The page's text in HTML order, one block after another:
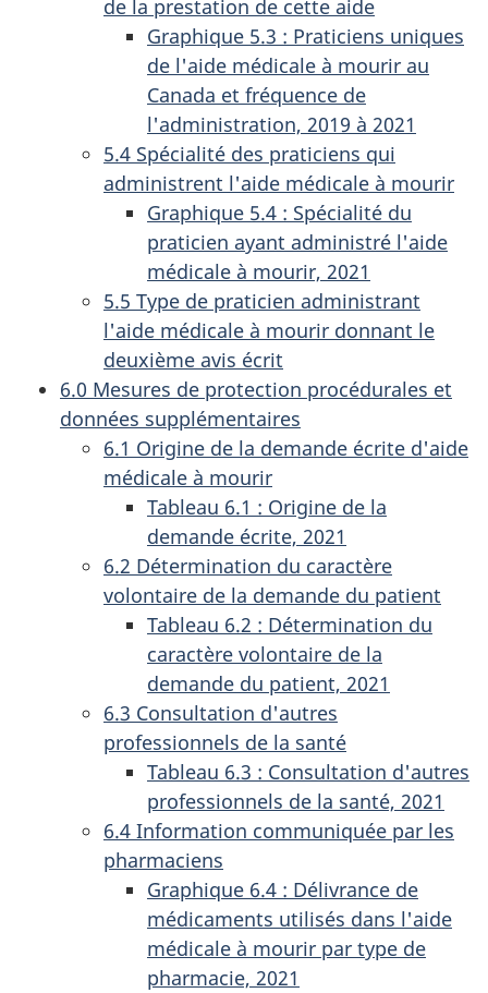
de la prestation de cette aide
Graphique 5.3 : Praticiens uniques
de l'aide médicale à mourir au
Canada et fréquence de
l'administration, 2019 à 2021
5.4 Spécialité des praticiens qui
administrent l'aide médicale à mourir
Graphique 5.4 : Spécialité du
praticien ayant administré l'aide
médicale à mourir, 2021
5.5 Type de praticien administrant
l'aide médicale à mourir donnant le
deuxième avis écrit
6.0 Mesures de protection procédurales et
données supplémentaires
6.1 Origine de la demande écrite d'aide
médicale à mourir
Tableau 6.1 : Origine de la
demande écrite, 2021
6.2 Détermination du caractère
volontaire de la demande du patient
Tableau 6.2 : Détermination du
caractère volontaire de la
demande du patient, 2021
6.3 Consultation d'autres
professionnels de la santé
Tableau 6.3 : Consultation d'autres
professionnels de la santé, 2021
6.4 Information communiquée par les
pharmaciens
Graphique 6.4 : Délivrance de
médicaments utilisés dans l'aide
médicale à mourir par type de
pharmacie, 2021